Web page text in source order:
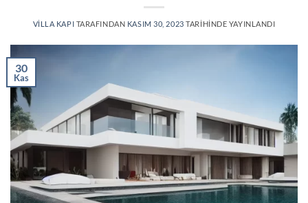
VILLA KAPI TARAFINDAN KASIM 30, 2023 TARIHINDE YAYINLANDI
30
Kas